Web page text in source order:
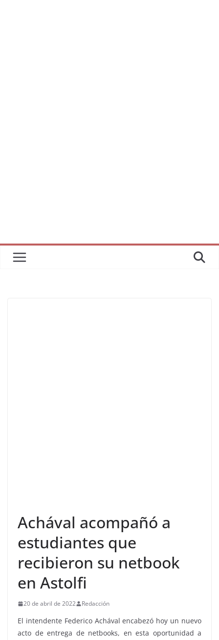
Achával acompañó a
estudiantes que
recibieron su netbook
en Astolfi
20 de abril de 2022 Redacción
El intendente Federico Achával encabezó hoy un nuevo
acto de entrega de netbooks, en esta oportunidad a